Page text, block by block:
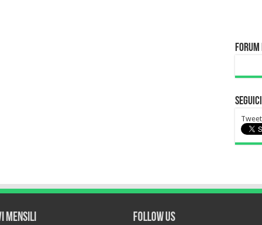
mensili Follow Us